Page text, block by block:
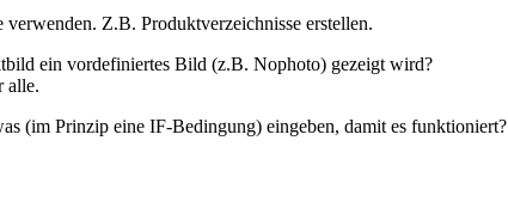
Z.B. Produktverzeichnisse erstellen.
ein vordefiniertes Bild (z.B. Nophoto) gezeigt wird?
alle.
(im Prinzip eine IF-Bedingung) eingeben, damit es funktioniert?